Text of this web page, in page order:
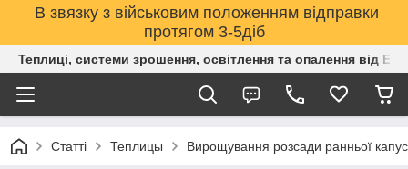
В звязку з військовим положенням відправки
протягом 3-5діб
Теплиці, системи зрошення, освітлення та опалення від
Статті Теплицы Вирощування розсади ранньої